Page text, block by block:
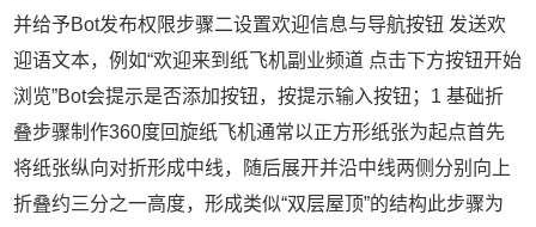
并给予Bot发布权限步骤二设置欢迎信息与导航按钮 发送欢
迎语文本，例如“欢迎来到纸飞机副业频道 点击下方按钮开始
浏览”Bot会提示是否添加按钮，按提示输入按钮；1 基础折
叠步骤制作360度回旋纸飞机通常以正方形纸张为起点首先
将纸张纵向对折形成中线，随后展开并沿中线两侧分别向上
折叠约三分之一高度，形成类似“双层屋顶”的结构此步骤为